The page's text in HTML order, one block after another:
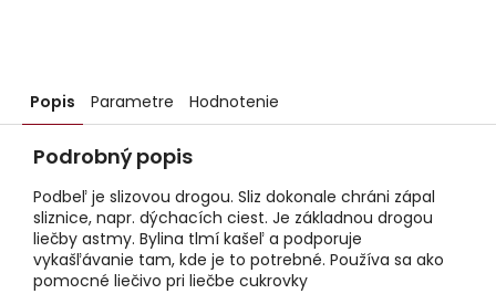
Popis Parametre Hodnotenie
Podrobný popis
Podbeľ je slizovou drogou. Sliz dokonale chráni zápal
sliznice, napr. dýchacích ciest. Je základnou drogou
liečby astmy. Bylina tlmí kašeľ a podporuje
vykašľávanie tam, kde je to potrebné. Používa sa ako
pomocné liečivo pri liečbe cukrovky